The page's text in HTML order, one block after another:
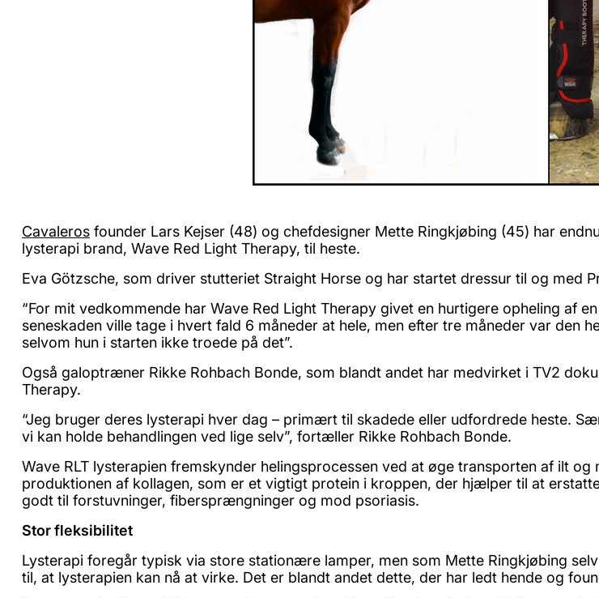
Cavaleros founder Lars Kejser (48) og chefdesigner Mette Ringkjøbing (45) har
lysterapi brand, Wave Red Light Therapy, til heste.
Eva Götzsche, som driver stutteriet Straight Horse og har startet dressur til og med
“For mit vedkommende har Wave Red Light Therapy givet en hurtigere opheling af
seneskaden ville tage i hvert fald 6 måneder at hele, men efter tre måneder var den
selvom hun i starten ikke troede på det”.
Også galoptræner Rikke Rohbach Bonde, som blandt andet har medvirket i TV2
Therapy.
“Jeg bruger deres lysterapi hver dag – primært til skadede eller udfordrede heste.
vi kan holde behandlingen ved lige selv”, fortæller Rikke Rohbach Bonde.
Wave RLT lysterapien fremskynder helingsprocessen ved at øge transporten af ilt
produktionen af kollagen, som er et vigtigt protein i kroppen, der hjælper til at
godt til forstuvninger, fibersprængninger og mod psoriasis.
Stor fleksibilitet
Lysterapi foregår typisk via store stationære lamper, men som Mette Ringkjøbing
til, at lysterapien kan nå at virke. Det er blandt andet dette, der har ledt hende og